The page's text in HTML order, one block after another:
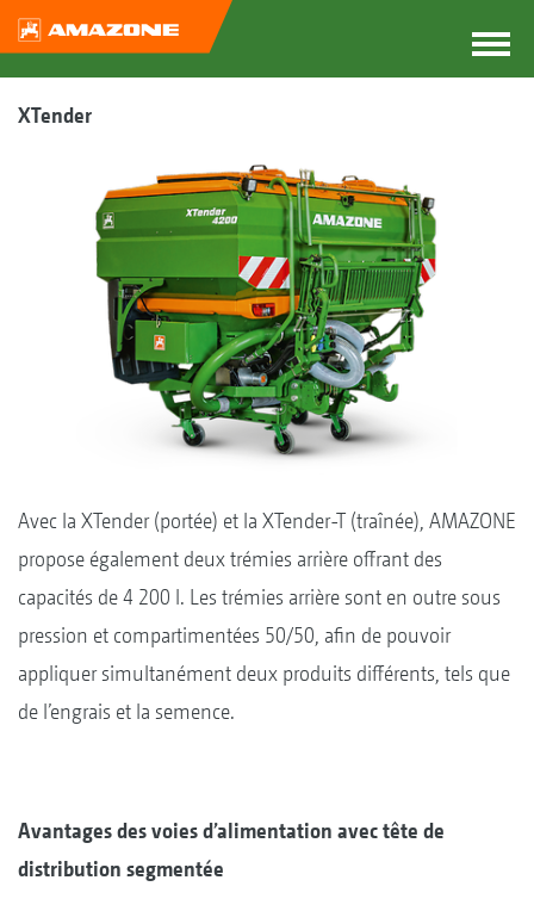
XTender
Avec la XTender (portée) et la XTender-T (traînée), AMAZONE
propose également deux trémies arrière offrant des
capacités de 4 200 l. Les trémies arrière sont en outre sous
pression et compartimentées 50/50, afin de pouvoir
appliquer simultanément deux produits différents, tels que
de l’engrais et la semence.
Avantages des voies d’alimentation avec tête de
distribution segmentée